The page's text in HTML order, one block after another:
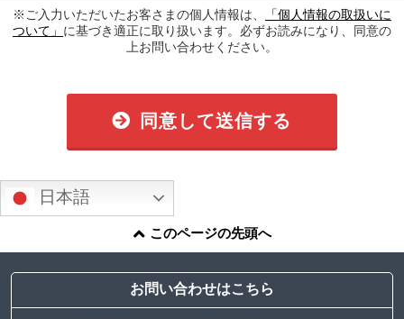
※ご入力いただいたお客さまの個人情報は、
「個人情報の取扱いに
ついて」 に基づき適正に取り扱います。必ずお読みになり、同意の
上お問い合わせください。
同意して送信する
日本語
このページの先頭へ
お問い合わせはこちら